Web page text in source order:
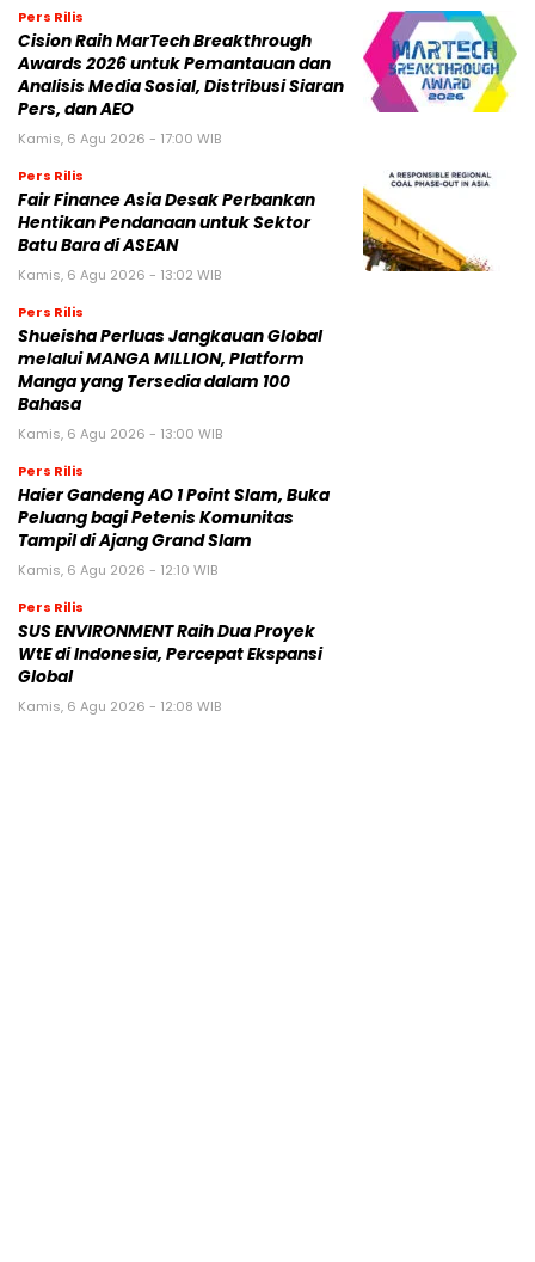
Pers Rilis
Cision Raih MarTech Breakthrough
Awards 2026 untuk Pemantauan dan
Analisis Media Sosial, Distribusi Siaran
Pers, dan AEO
Kamis, 6 Agu 2026 - 17:00 WIB
Pers Rilis
Fair Finance Asia Desak Perbankan
Hentikan Pendanaan untuk Sektor
Batu Bara di ASEAN
Kamis, 6 Agu 2026 - 13:02 WIB
Pers Rilis
Shueisha Perluas Jangkauan Global
melalui MANGA MILLION, Platform
Manga yang Tersedia dalam 100
Bahasa
Kamis, 6 Agu 2026 - 13:00 WIB
Pers Rilis
Haier Gandeng AO 1 Point Slam, Buka
Peluang bagi Petenis Komunitas
Tampil di Ajang Grand Slam
Kamis, 6 Agu 2026 - 12:10 WIB
Pers Rilis
SUS ENVIRONMENT Raih Dua Proyek
WtE di Indonesia, Percepat Ekspansi
Global
Kamis, 6 Agu 2026 - 12:08 WIB